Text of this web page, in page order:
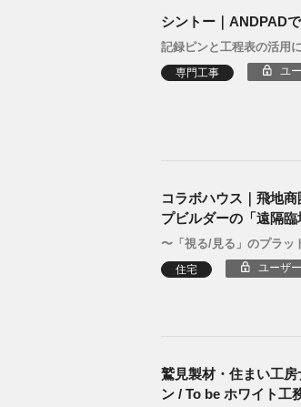
シントー｜ANDPAD
記録ピンと工程表の活用
専門工事 ユ
コラボハウス｜飛地
プビルダーの「遠隔
〜「視る/見る」のプラッ
住宅 ユーザ
鷲見製材・住まい工
ン / To be ホワイト工